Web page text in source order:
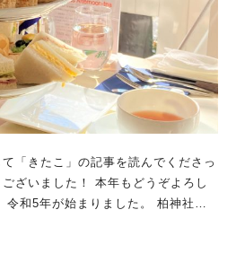
「きたこ」の記事を読んでくださっ
ざいました！ 本年もどうぞよろし
した柏神社の正式名称は「羽黒神
神社（三神合祭殿）と、京都・祇